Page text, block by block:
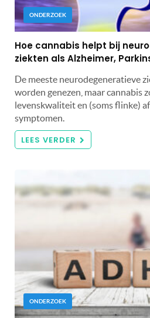
ONDERZOEK
Hoe cannabis helpt bij
ziekten als Alzheimer,
De meeste neurodegeneratieve
worden genezen, maar cannabis
levenskwaliteit en (soms flinke)
symptomen.
LEES VERDER
ONDERZOEK